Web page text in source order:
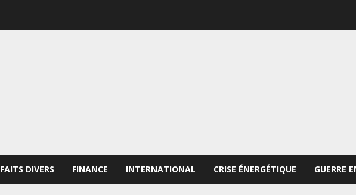
FAITS DIVERS FINANCE INTERNATIONAL CRISE ÉNERGÉTIQUE GUERRE